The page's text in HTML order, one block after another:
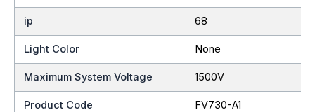
ip 68
Light Color None
Maximum System Voltage 1500V
Product Code FV730-A1